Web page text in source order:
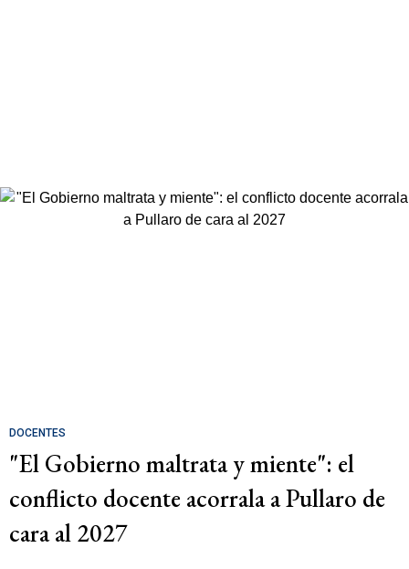
DOCENTES
"El Gobierno maltrata y miente": el
conflicto docente acorrala a Pullaro de
cara al 2027